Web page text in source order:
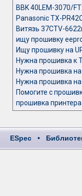
BBK 40LEM-3070/
Panasonic TX-
Витязь 37CTV-
ищу прошивку
Ищу прошивку на
Нужна прошивка к
Нужна прошивка
Нужна прошивка на
Помогите с
прошивка
ESpec •